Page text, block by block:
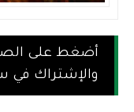
أضغط على
والإشتراك في